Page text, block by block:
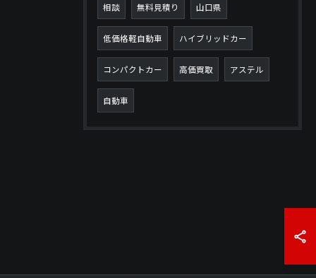
相談 無料見積り 山口県
低価格軽自動車 ハイブリッドカー
コンパクトカー 高価買取 アステル
自動車